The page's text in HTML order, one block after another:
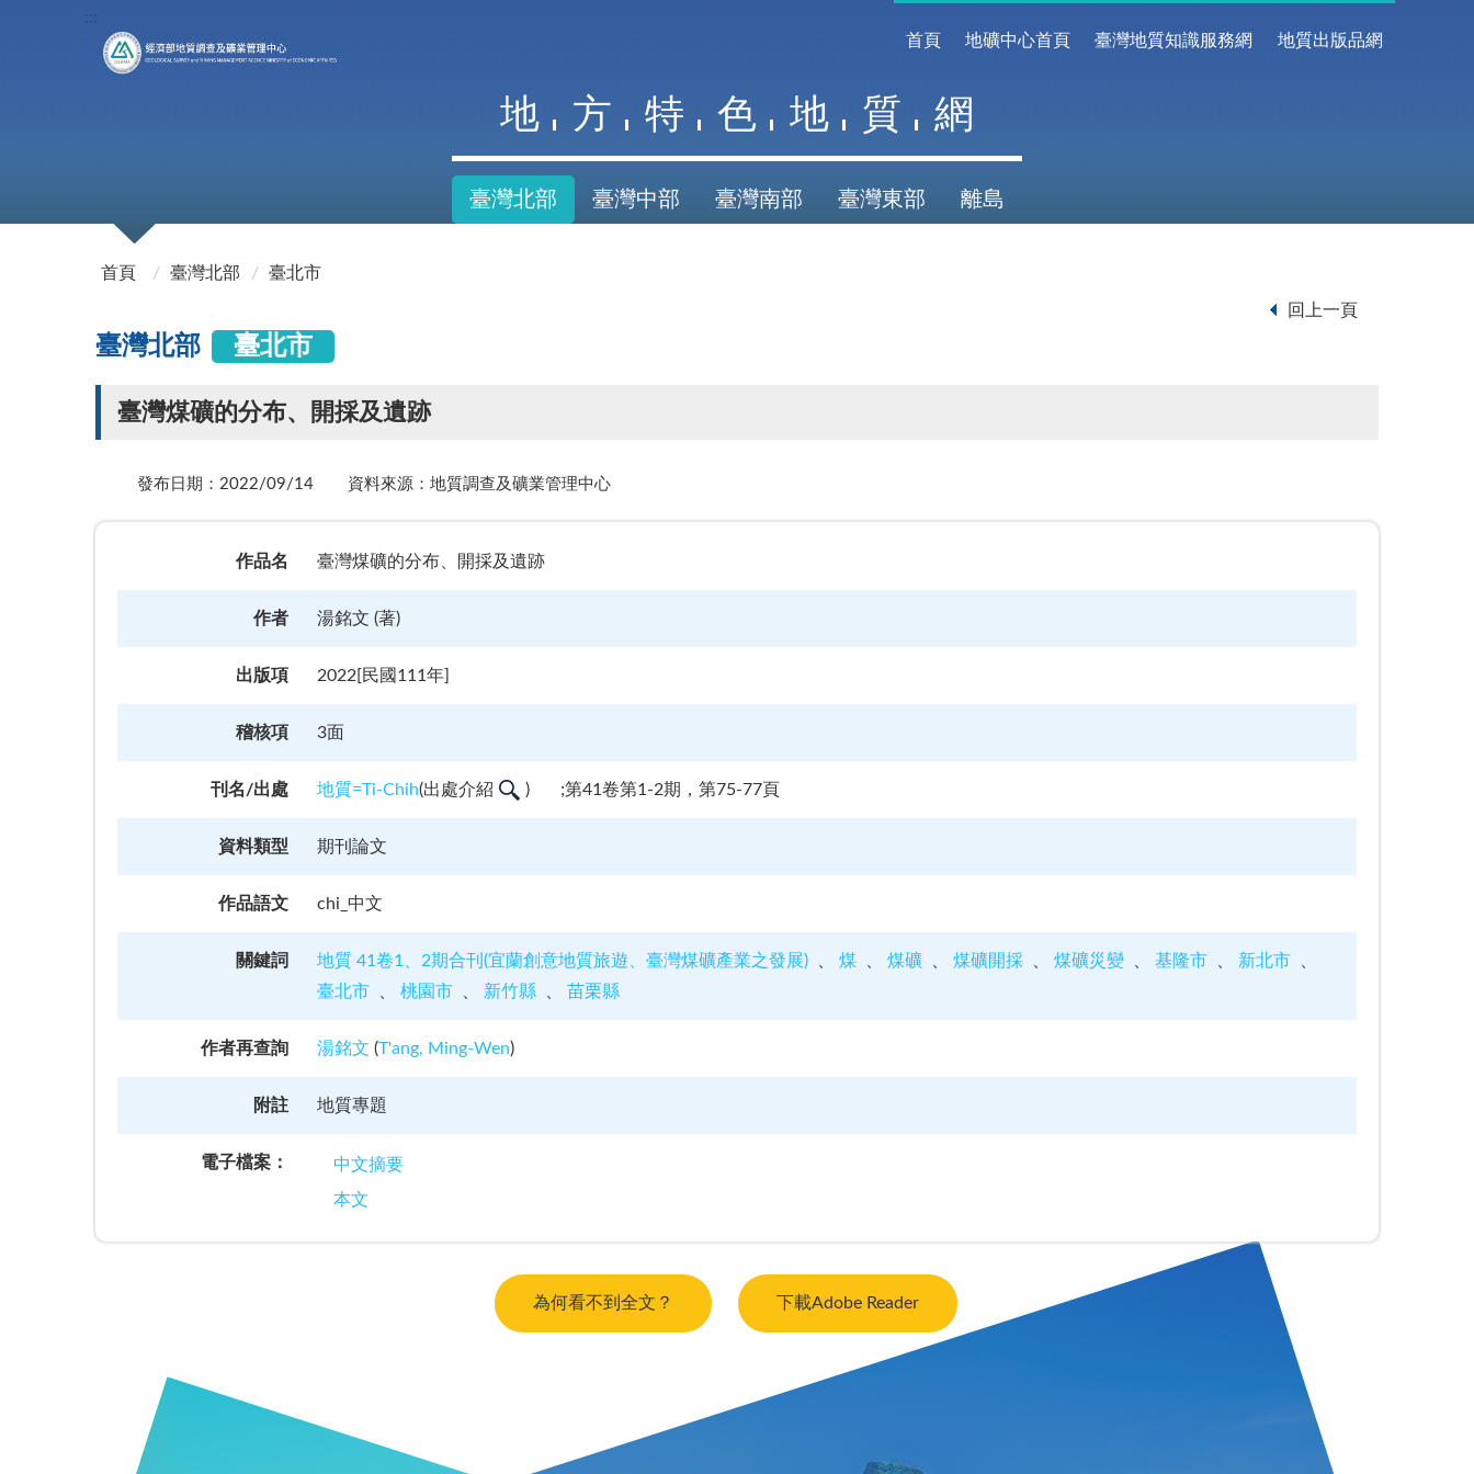
首頁 地礦中心首頁 臺灣地質知識服務網 地質出版品網
:::
地 方 特 色 地 質 網
臺灣北部 臺灣中部 臺灣南部 臺灣東部 離島
首頁
臺灣北部 臺北市
回上一頁
臺灣北部 臺北市
臺灣煤礦的分布、開採及遺跡
發布日期：2022/09/14 資料來源：地質調查及礦業管理中心
作品名 臺灣煤礦的分布、開採及遺跡
作者 湯銘文 (著)
出版項 2022[民國111年]
稽核項 3面
刊名/出處 地質=Ti-Chih(出處介紹 ) ;第41卷第1-2期，第75-77頁
資料類型 期刊論文
作品語文 chi_中文
關鍵詞 地質 41卷1、2期合刊(宜蘭創意地質旅遊、臺灣煤礦產業之發展) 煤 煤礦 煤礦開採 煤礦災變 基隆市
新北市
臺北市
桃園市 新竹縣 苗栗縣
作者再查詢 湯銘文 (T'ang, Ming-Wen)
附註 地質專題
電子檔案：
中文摘要
本文
為何看不到全文？ 下載Adobe Reader